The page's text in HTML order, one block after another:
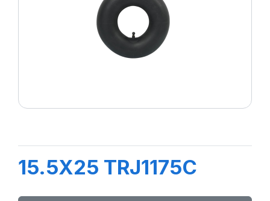
15.5X25 TRJ1175C